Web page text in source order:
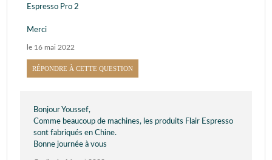
Espresso Pro 2
Merci
le 16 mai 2022
RÉPONDRE À CETTE QUESTION
Bonjour Youssef,
Comme beaucoup de machines, les produits Flair Espresso
sont fabriqués en Chine.
Bonne journée à vous